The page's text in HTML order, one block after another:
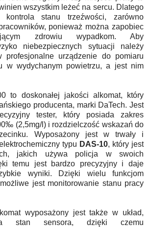
wszystkim leżeć na sercu. Dlatego
stanu trzeźwości, zarówno
ponieważ można zapobiec
zdrowiu wypadkom. Aby
niebezpiecznych sytuacji należy
profesjonalne urządzenie do pomiaru
w wydychanym powietrzu, a jest nim
to doskonałej jakości alkomat, który
producenta, marki DaTech. Jest
tester, który posiada zakres
(2,5mg/l) i rozdzielczość wskazań do
Wyposażony jest w trwały i
typu DAS-10, który jest
jakich używa policja w swoich
temu jest bardzo precyzyjny i daje
wyniki. Dzięki wielu funkcjom
jest monitorowanie stanu pracy
wyposażony jest także w układ,
stan sensora, dzięki czemu